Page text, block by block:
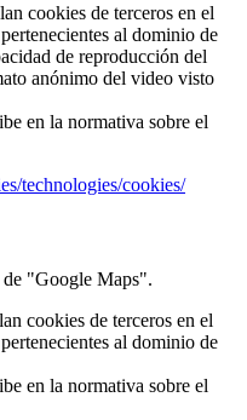
cookies de terceros en el
al dominio de
de reproducción del
anónimo del video visto
en la normativa sobre el
technologies/cookies/
de "Google Maps".
cookies de terceros en el
al dominio de
en la normativa sobre el